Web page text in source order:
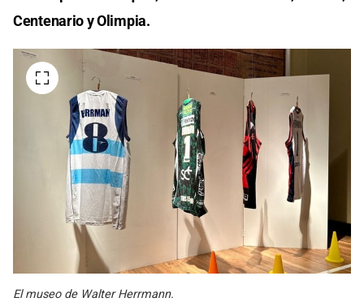
Centenario y Olimpia.
El museo de Walter Herrmann.